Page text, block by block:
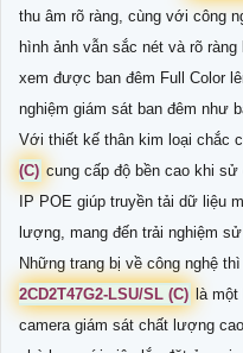
thu âm rõ ràng, cùng với công
hình ảnh vẫn sắc nét và rõ
xem được ban đêm Full Color
nghiệm giám sát ban đêm như
Với thiết kế thân kim loại chắc
(C) cung cấp độ bền cao khi
IP POE giúp truyền tải dữ liệu
lượng, mang đến trải nghiệm
Những trang bị về công nghệ
2CD2T47G2-LSU/SL (C) là
camera giám sát chất lượng